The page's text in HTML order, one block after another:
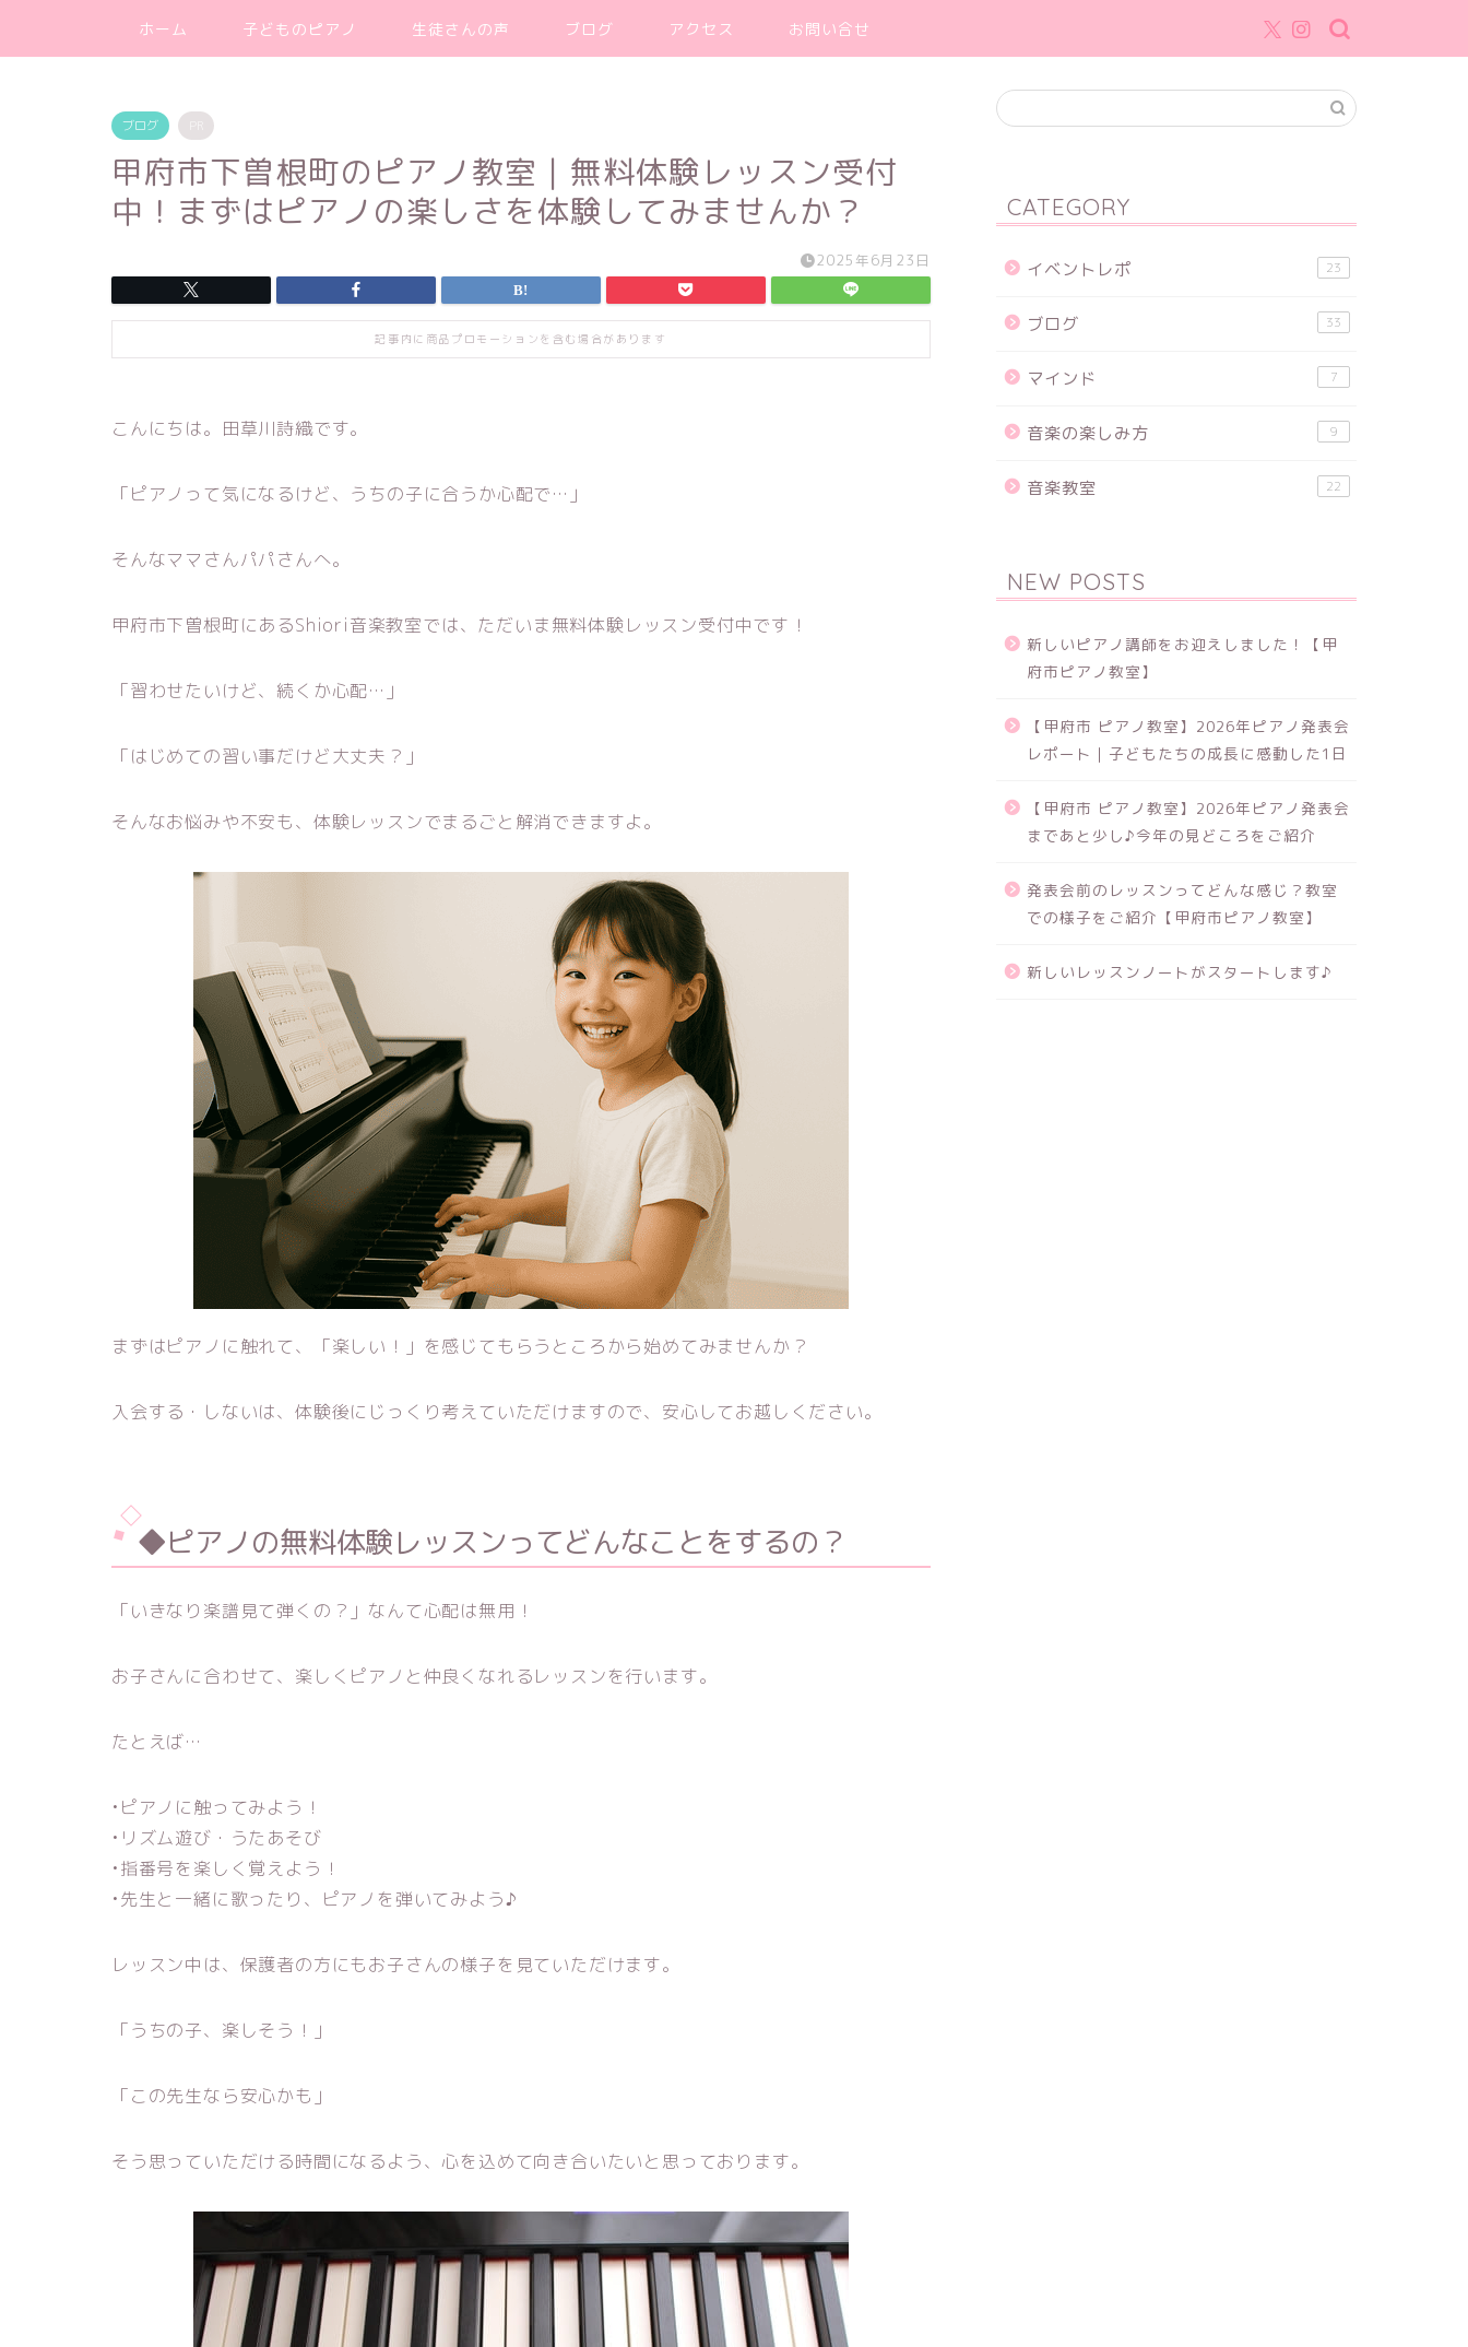
ホーム 子どものピアノ 生徒さんの声 ブログ アクセス お問い合せ
ブログ
甲府市下曽根町のピアノ教室｜無料体験レッスン受付
中！まずはピアノの楽しさを体験してみませんか？
2025年6月23日
記事内に商品プロモーションを含む場合があります
こんにちは。田草川詩織です。
「ピアノって気になるけど、うちの子に合うか心配で…」
そんなママさんパパさんへ。
甲府市下曽根町にあるShiori音楽教室では、ただいま無料体験レッスン受付中です！
「習わせたいけど、続くか心配…」
「はじめての習い事だけど大丈夫？」
そんなお悩みや不安も、体験レッスンでまるごと解消できますよ。
まずはピアノに触れて、「楽しい！」を感じてもらうところから始めてみませんか？
入会する・しないは、体験後にじっくり考えていただけますので、安心してお越しください。
◆ピアノの無料体験レッスンってどんなことをするの？
「いきなり楽譜見て弾くの？」なんて心配は無用！
お子さんに合わせて、楽しくピアノと仲良くなれるレッスンを行います。
たとえば…
•ピアノに触ってみよう！
•リズム遊び・うたあそび
•指番号を楽しく覚えよう！
•先生と一緒に歌ったり、ピアノを弾いてみよう♪
レッスン中は、保護者の方にもお子さんの様子を見ていただけます。
「うちの子、楽しそう！」
「この先生なら安心かも」
そう思っていただける時間になるよう、心を込めて向き合いたいと思っております。
CATEGORY
イベントレポ 23
ブログ 33
マインド 7
音楽の楽しみ方 9
音楽教室 22
NEW POSTS
新しいピアノ講師をお迎えしました！【甲
府市ピアノ教室】
【甲府市 ピアノ教室】2026年ピアノ発表会
レポート｜子どもたちの成長に感動した1日
【甲府市 ピアノ教室】2026年ピアノ発表会
まであと少し♪今年の見どころをご紹介
発表会前のレッスンってどんな感じ？教室
での様子をご紹介【甲府市ピアノ教室】
新しいレッスンノートがスタートします♪